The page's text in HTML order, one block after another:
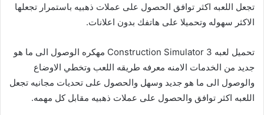
تجعل اللعبه اكثر توافق الحصول على عملات ذهبيه باستمرار تجعلها
الاكثر سهوله وتحميلا على هاتفك بدون اعلانات.
تحميل لعبه Construction Simulator 3 مهكره الوصول الى ما هو
جديد من الخدمات الامنه معرفه طريقه اللعب وتخطي الاوضاع
والوصول الى ما هو جديد وسهل والحصول على تحديات مجانيه تجعل
اللعبه اكثر توافق والحصول على عملات ذهبيه مقابل كل مهمه.